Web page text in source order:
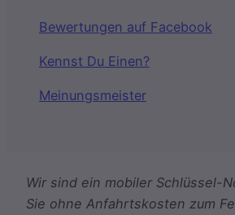
Bewertungen auf Facebook
Kennst Du Einen?
Meinungsmeister
Wir sind ein mobiler Schlüssel-
Sie ohne Anfahrtskosten zum